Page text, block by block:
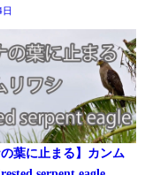
の葉に止まる】カンム